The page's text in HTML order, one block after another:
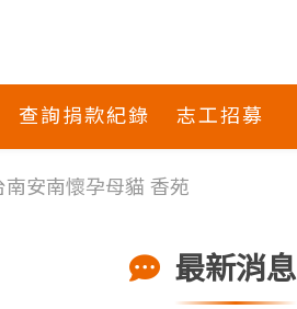
查詢捐款紀錄 志工招募
南安南懷孕母貓 香苑
最新消息